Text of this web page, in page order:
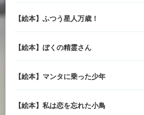
【絵本】ふつう星人万歳！
【絵本】ぼくの精霊さん
【絵本】マンタに乗った少年
【絵本】私は恋を忘れた小鳥